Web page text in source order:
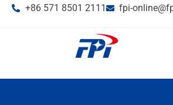
+86 571 8501 2111 fpi-